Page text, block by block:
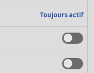
Toujours actif